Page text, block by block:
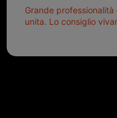
Grande
unita. Lo consiglio